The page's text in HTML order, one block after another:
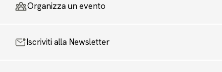
Organizza un evento
Iscriviti alla Newsletter